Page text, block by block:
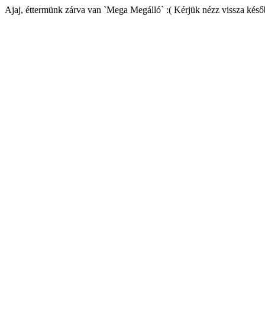
Ajaj, éttermünk zárva van `Mega Megálló` :( Kérjük nézz vissza